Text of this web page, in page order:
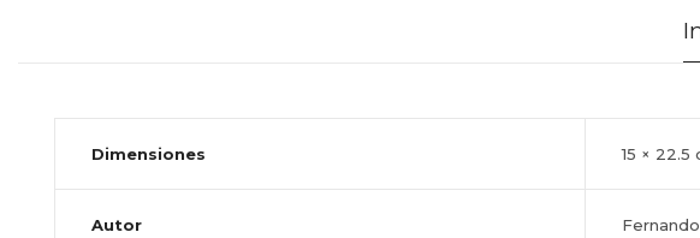
Dimensiones 15 × 22.5
Autor